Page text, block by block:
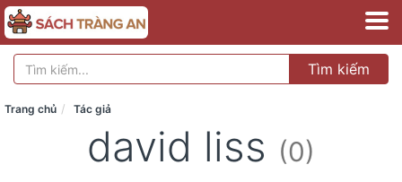
Tìm kiếm
Trang chủ Tác giả
david liss (0)